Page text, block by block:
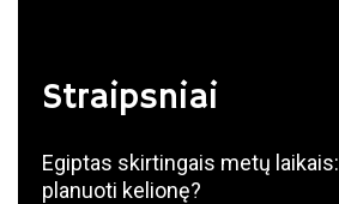
Straipsniai
Egiptas skirtingais metų
planuoti kelionę?